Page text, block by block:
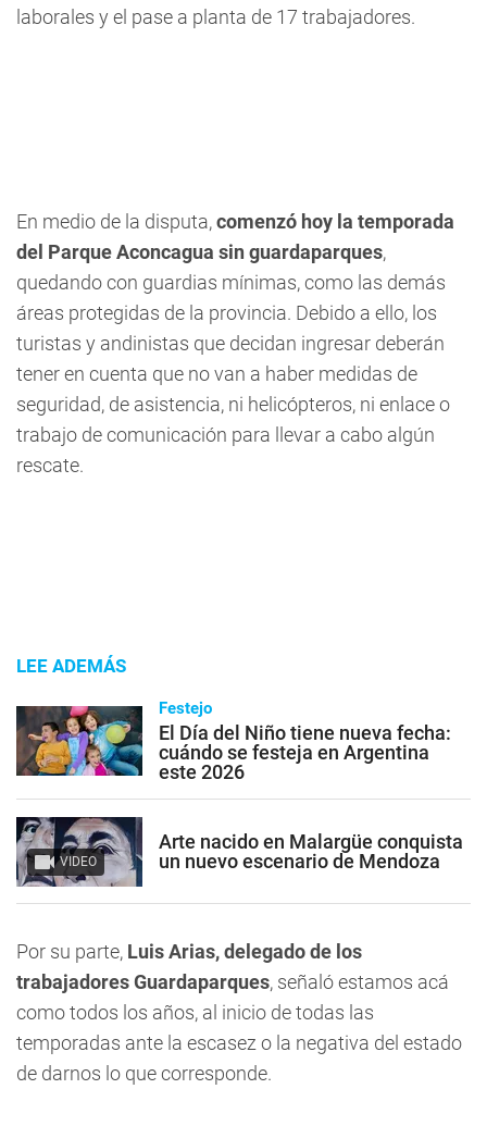
laborales y el pase a planta de 17 trabajadores.
En medio de la disputa,comenzó hoy la temporada
del Parque Aconcagua sin guardaparques,
quedando con guardias mínimas, como las demás
áreas protegidas de la provincia. Debido a ello, los
turistas y andinistas que decidan ingresar deberán
tener en cuenta que no van a haber medidas de
seguridad, de asistencia, ni helicópteros, ni enlace o
trabajo de comunicación para llevar a cabo algún
rescate.
LEE ADEMÁS
Festejo
El Día del Niño tiene nueva fecha:
cuándo se festeja en Argentina
este 2026
VIDEO
Arte nacido en Malargüe conquista
un nuevo escenario de Mendoza
Por su parte, Luis Arias, delegado de los
trabajadores Guardaparques, señaló estamos acá
como todos los años, al inicio de todas las
temporadas ante la escasez o la negativa del estado
de darnos lo que corresponde.